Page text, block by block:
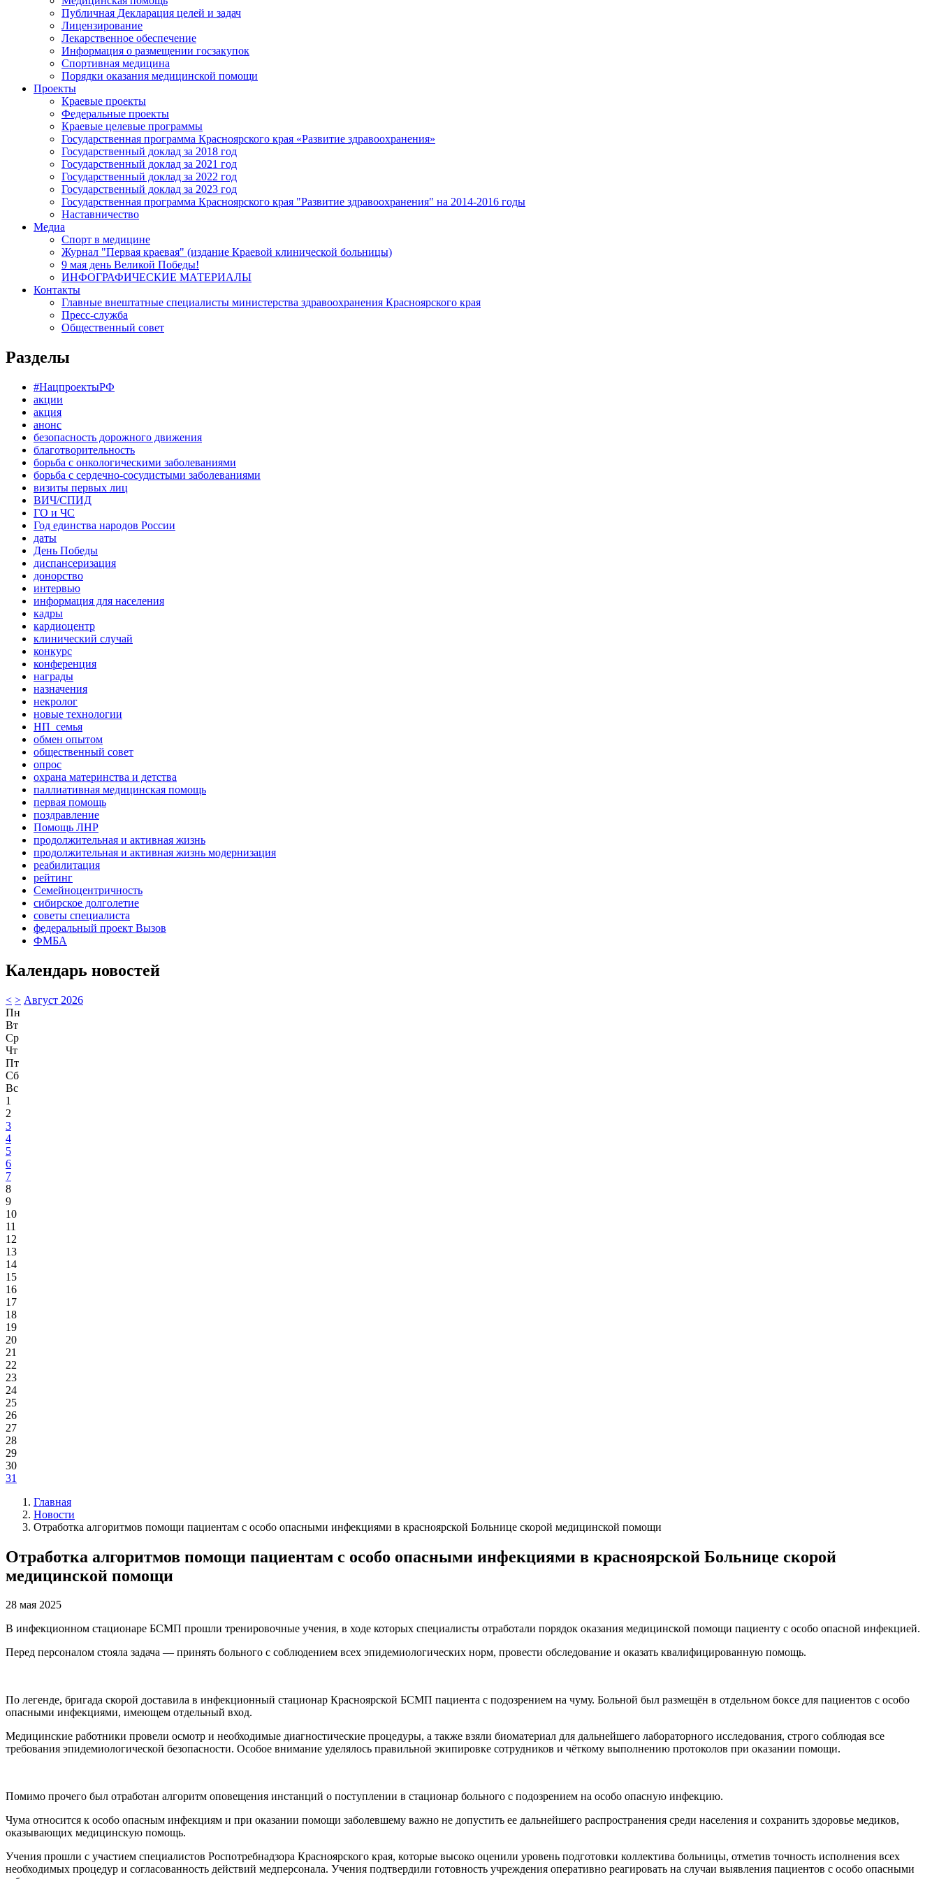
Публичная Декларация целей и задач
Лицензирование
Лекарственное обеспечение
Информация о размещении госзакупок
Спортивная медицина
Порядки оказания медицинской помощи
Проекты
Краевые проекты
Федеральные проекты
Краевые целевые программы
Государственная программа Красноярского края «Развитие здравоохранения»
Государственный доклад за 2018 год
Государственный доклад за 2021 год
Государственный доклад за 2022 год
Государственный доклад за 2023 год
Государственная программа Красноярского края "Развитие здравоохранения" на 2014-2016 годы
Наставничество
Медиа
Спорт в медицине
Журнал "Первая краевая" (издание Краевой клинической больницы)
9 мая день Великой Победы!
ИНФОГРАФИЧЕСКИЕ МАТЕРИАЛЫ
Контакты
Главные внештатные специалисты министерства здравоохранения Красноярского края
Пресс-служба
Общественный совет
Разделы
#НацпроектыРФ
акции
акция
анонс
безопасность дорожного движения
благотворительность
борьба с онкологическими заболеваниями
борьба с сердечно-сосудистыми заболеваниями
визиты первых лиц
ВИЧ/СПИД
ГО и ЧС
Год единства народов России
даты
День Победы
диспансеризация
донорство
интервью
информация для населения
кадры
кардиоцентр
клинический случай
конкурс
конференция
награды
назначения
некролог
новые технологии
НП_семья
обмен опытом
общественный совет
опрос
охрана материнства и детства
паллиативная медицинская помощь
первая помощь
поздравление
Помощь ЛНР
продолжительная и активная жизнь
продолжительная и активная жизнь модернизация
реабилитация
рейтинг
Семейноцентричность
сибирское долголетие
советы специалиста
федеральный проект Вызов
ФМБА
Календарь новостей
< > Август 2026
Пн
Вт
Ср
Чт
Пт
Сб
Вс
1
2
3
4
5
6
7
8
9
10
11
12
13
14
15
16
17
18
19
20
21
22
23
24
25
26
27
28
29
30
31
Главная
Новости
Отработка алгоритмов помощи пациентам с особо опасными инфекциями в красноярской Больнице скорой медицинской помощи
Отработка алгоритмов помощи пациентам с особо опасными инфекциями в красноярской Больнице скорой
медицинской помощи
28 мая 2025
В инфекционном стационаре БСМП прошли тренировочные учения, в ходе которых специалисты отработали порядок оказания медицинской помощи пациенту с особо опасной инфекцией.
Перед персоналом стояла задача — принять больного с соблюдением всех эпидемиологических норм, провести обследование и оказать квалифицированную помощь.
По легенде, бригада скорой доставила в инфекционный стационар Красноярской БСМП пациента с подозрением на чуму. Больной был размещён в отдельном боксе для пациентов с особо
опасными инфекциями, имеющем отдельный вход.
Медицинские работники провели осмотр и необходимые диагностические процедуры, а также взяли биоматериал для дальнейшего лабораторного исследования, строго соблюдая все
требования эпидемиологической безопасности. Особое внимание уделялось правильной экипировке сотрудников и чёткому выполнению протоколов при оказании помощи.
Помимо прочего был отработан алгоритм оповещения инстанций о поступлении в стационар больного с подозрением на особо опасную инфекцию.
Чума относится к особо опасным инфекциям и при оказании помощи заболевшему важно не допустить ее дальнейшего распространения среди населения и сохранить здоровье медиков,
оказывающих медицинскую помощь.
Учения прошли с участием специалистов Роспотребнадзора Красноярского края, которые высоко оценили уровень подготовки коллектива больницы, отметив точность исполнения всех
необходимых процедур и согласованность действий медперсонала. Учения подтвердили готовность учреждения оперативно реагировать на случаи выявления пациентов с особо опасными